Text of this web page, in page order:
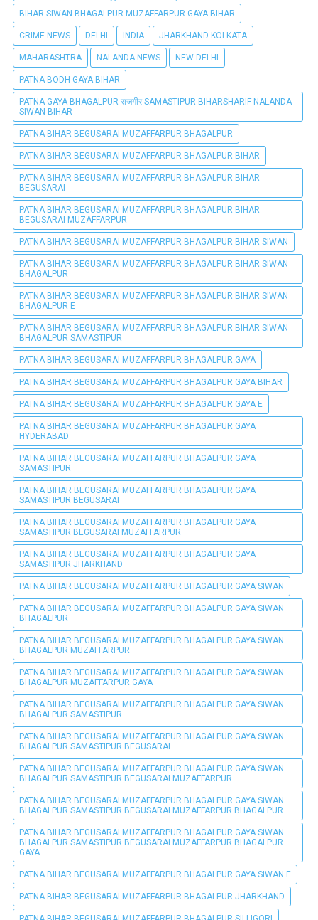
BIHAR SIWAN BHAGALPUR MUZAFFARPUR GAYA BIHAR
CRIME NEWS DELHI INDIA JHARKHAND KOLKATA
MAHARASHTRA NALANDA NEWS NEW DELHI
PATNA BODH GAYA BIHAR
PATNA GAYA BHAGALPUR राजगीर SAMASTIPUR BIHARSHARIF NALANDA
SIWAN BIHAR
PATNA BIHAR BEGUSARAI MUZAFFARPUR BHAGALPUR
PATNA BIHAR BEGUSARAI MUZAFFARPUR BHAGALPUR BIHAR
PATNA BIHAR BEGUSARAI MUZAFFARPUR BHAGALPUR BIHAR
BEGUSARAI
PATNA BIHAR BEGUSARAI MUZAFFARPUR BHAGALPUR BIHAR
BEGUSARAI MUZAFFARPUR
PATNA BIHAR BEGUSARAI MUZAFFARPUR BHAGALPUR BIHAR SIWAN
PATNA BIHAR BEGUSARAI MUZAFFARPUR BHAGALPUR BIHAR SIWAN
BHAGALPUR
PATNA BIHAR BEGUSARAI MUZAFFARPUR BHAGALPUR BIHAR SIWAN
BHAGALPUR E
PATNA BIHAR BEGUSARAI MUZAFFARPUR BHAGALPUR BIHAR SIWAN
BHAGALPUR SAMASTIPUR
PATNA BIHAR BEGUSARAI MUZAFFARPUR BHAGALPUR GAYA
PATNA BIHAR BEGUSARAI MUZAFFARPUR BHAGALPUR GAYA BIHAR
PATNA BIHAR BEGUSARAI MUZAFFARPUR BHAGALPUR GAYA E
PATNA BIHAR BEGUSARAI MUZAFFARPUR BHAGALPUR GAYA
HYDERABAD
PATNA BIHAR BEGUSARAI MUZAFFARPUR BHAGALPUR GAYA
SAMASTIPUR
PATNA BIHAR BEGUSARAI MUZAFFARPUR BHAGALPUR GAYA
SAMASTIPUR BEGUSARAI
PATNA BIHAR BEGUSARAI MUZAFFARPUR BHAGALPUR GAYA
SAMASTIPUR BEGUSARAI MUZAFFARPUR
PATNA BIHAR BEGUSARAI MUZAFFARPUR BHAGALPUR GAYA
SAMASTIPUR JHARKHAND
PATNA BIHAR BEGUSARAI MUZAFFARPUR BHAGALPUR GAYA SIWAN
PATNA BIHAR BEGUSARAI MUZAFFARPUR BHAGALPUR GAYA SIWAN
BHAGALPUR
PATNA BIHAR BEGUSARAI MUZAFFARPUR BHAGALPUR GAYA SIWAN
BHAGALPUR MUZAFFARPUR
PATNA BIHAR BEGUSARAI MUZAFFARPUR BHAGALPUR GAYA SIWAN
BHAGALPUR MUZAFFARPUR GAYA
PATNA BIHAR BEGUSARAI MUZAFFARPUR BHAGALPUR GAYA SIWAN
BHAGALPUR SAMASTIPUR
PATNA BIHAR BEGUSARAI MUZAFFARPUR BHAGALPUR GAYA SIWAN
BHAGALPUR SAMASTIPUR BEGUSARAI
PATNA BIHAR BEGUSARAI MUZAFFARPUR BHAGALPUR GAYA SIWAN
BHAGALPUR SAMASTIPUR BEGUSARAI MUZAFFARPUR
PATNA BIHAR BEGUSARAI MUZAFFARPUR BHAGALPUR GAYA SIWAN
BHAGALPUR SAMASTIPUR BEGUSARAI MUZAFFARPUR BHAGALPUR
PATNA BIHAR BEGUSARAI MUZAFFARPUR BHAGALPUR GAYA SIWAN
BHAGALPUR SAMASTIPUR BEGUSARAI MUZAFFARPUR BHAGALPUR
GAYA
PATNA BIHAR BEGUSARAI MUZAFFARPUR BHAGALPUR GAYA SIWAN E
PATNA BIHAR BEGUSARAI MUZAFFARPUR BHAGALPUR JHARKHAND